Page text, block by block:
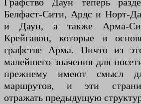
Белфаст-Сити, Ардс и Норт-
и Даун, а также Арма-
Крейгавон, которые в
графстве Арма. Ничто из
малейшего значения для
прежнему имеют смысл
маршрутов, и эти
отражать предыдущую